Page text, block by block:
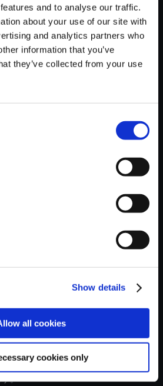
and to analyse our traffic.
about your use of our site with
and analytics partners who
information that you’ve
they’ve collected from your use
Show details
all cookies
cookies only
ラウザをご利用の場合は、楽曲ファ
えません。
ブラウザ、もしくはPCからダウンロ
いたします。
形式について】
ァイル形式でのご提供となります。
ォンなどで、音楽データが再生可能
よっては対応していない場合がござい
ります。
コンテンツとなりますため、ご注意く
ことができません。
際の通信料に関しては、お客様がご契
り異なります。通信会社や携帯電話会
用ください。